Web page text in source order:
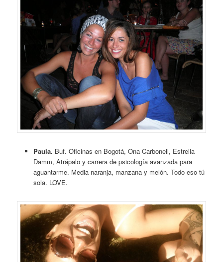
Paula. Buf. Oficinas en Bogotá, Ona Carbonell, Estrella
Damm, Atrápalo y carrera de psicología avanzada para
aguantarme. Media naranja, manzana y melón. Todo eso tú
sola. LOVE.